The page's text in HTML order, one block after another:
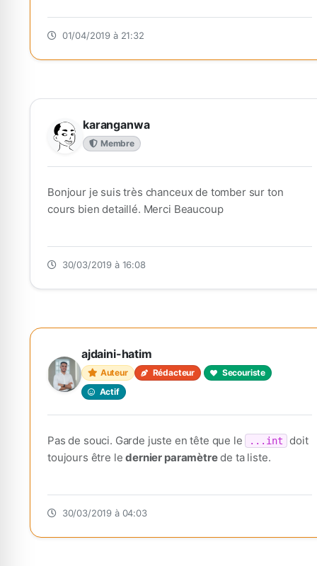
01/04/2019 à 21:32
karanganwa
Membre
Bonjour je suis très chanceux de tomber sur ton
cours bien detaillé. Merci Beaucoup
30/03/2019 à 16:08
ajdaini-hatim
Auteur Rédacteur
Secouriste
Actif
Pas de souci. Garde juste en tête que le ...int
doit
toujours être ledernier paramètrede ta liste.
30/03/2019 à 04:03